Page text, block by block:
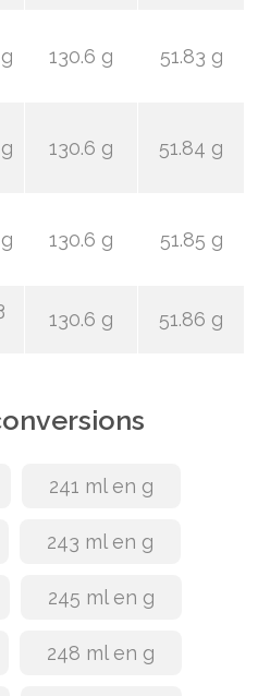
130.6 g 51.83 g
130.6 g 51.84 g
130.6 g 51.85 g
130.6 g 51.86 g
241 ml en g
243 ml en g
245 ml en g
248 ml en g